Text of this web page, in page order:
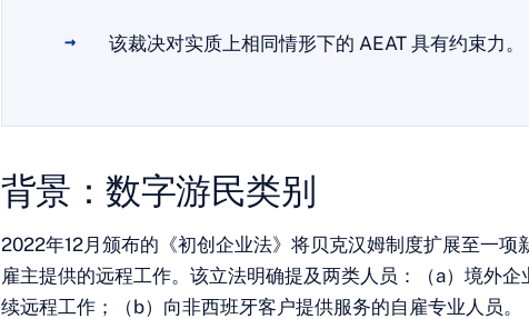
该裁决对实质上相同情形下的 AEAT 具有约束力。
背景：数字游民类别
2022年12月颁布的《初创企业法》将贝克汉姆制度扩展至一项
雇主提供的远程工作。该立法明确提及两类人员：（a）境外
续远程工作；（b）向非西班牙客户提供服务的自雇专业人员。